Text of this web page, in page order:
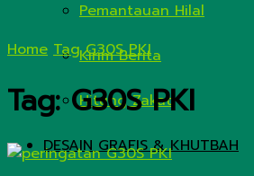
Pemantauan Hilal
Kirim Berita
Hitung Zakat
DESAIN GRAFIS & KHUTBAH
Home Tag G30S PKI
Tag:G30S PKI